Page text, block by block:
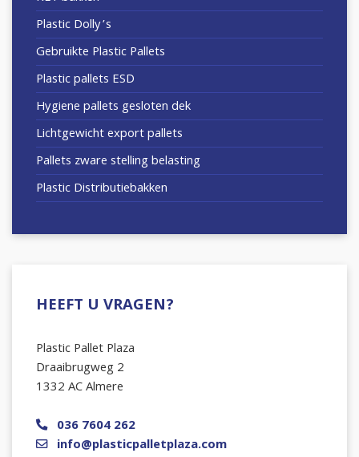
Plastic Dolly’s
Gebruikte Plastic Pallets
Plastic pallets ESD
Hygiene pallets gesloten dek
Lichtgewicht export pallets
Pallets zware stelling belasting
Plastic Distributiebakken
HEEFT U VRAGEN?
Plastic Pallet Plaza
Draaibrugweg 2
1332 AC Almere
036 7604 262
info@plasticpalletplaza.com